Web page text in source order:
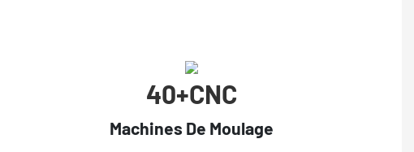
40+cNC
Machines De Moulage